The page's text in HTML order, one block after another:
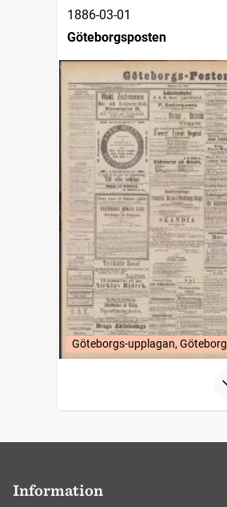
1886-03-01
Göteborgsposten
Göteborgs-upplagan, Göteborg
Information